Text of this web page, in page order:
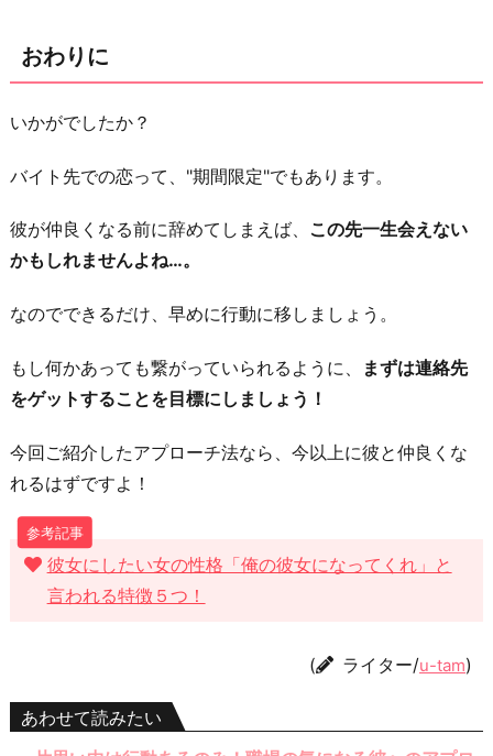
おわりに
いかがでしたか？
バイト先での恋って、"期間限定"でもあります。
彼が仲良くなる前に辞めてしまえば、 この先一生会えない
かもしれませんよね…。
なのでできるだけ、早めに行動に移しましょう。
もし何かあっても繋がっていられるように、
まずは連絡先
をゲットすることを目標にしましょう！
今回ご紹介したアプローチ法なら、今以上に彼と仲良くな
れるはずですよ！
彼女にしたい女の性格「俺の彼女になってくれ」と
言われる特徴５つ！
( ライター/u-tam)
あわせて読みたい